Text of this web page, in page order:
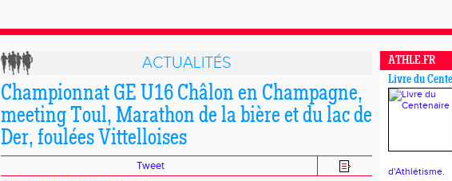
ACTUALITÉS
Championnat GE U16 Châlon en Champagne,
meeting Toul, Marathon de la bière et du lac de
Der, foulées Vittelloises
Tweet
ATHLE.FR
Livre du
d'Athlétisme.